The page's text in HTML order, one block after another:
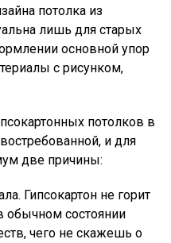
потолка из
лишь для старых
основной упор
с рисунком,
потолков в
и для
две причины:
. Гипсокартон не горит
обычном состоянии
чего не скажешь о